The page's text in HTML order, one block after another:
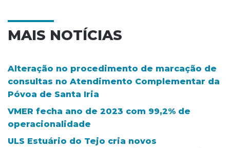
MAIS NOTÍCIAS
Alteração no procedimento de marcação de
consultas no Atendimento Complementar da
Póvoa de Santa Iria
VMER fecha ano de 2023 com 99,2% de
operacionalidade
ULS Estuário do Tejo cria novos